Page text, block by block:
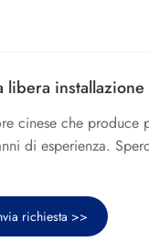
installazione
cinese che produce
di esperienza.
richiesta >>